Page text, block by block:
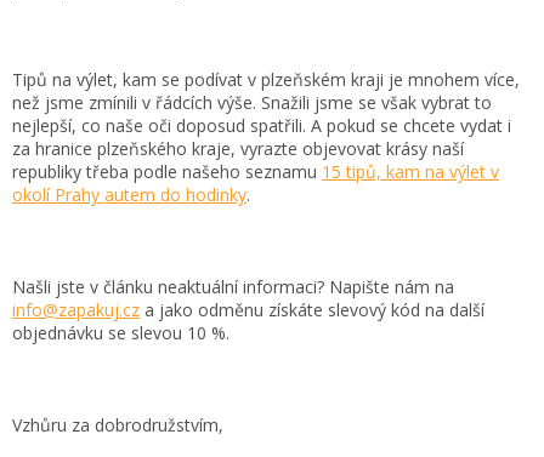
Tipů na výlet, kam se podívat v plzeňském kraji je mnohem více,
než jsme zmínili v řádcích výše. Snažili jsme se však vybrat to
nejlepší, co naše oči doposud spatřili. A pokud se chcete vydat i
za hranice plzeňského kraje, vyrazte objevovat krásy naší
republiky třeba podle našeho seznamu 15 tipů, kam na výlet v
okolí Prahy autem do hodinky.
Našli jste v článku neaktuální informaci? Napište nám na
info@zapakuj.cz a jako odměnu získáte slevový kód na další
objednávku se slevou 10 %.
Vzhůru za dobrodružstvím,